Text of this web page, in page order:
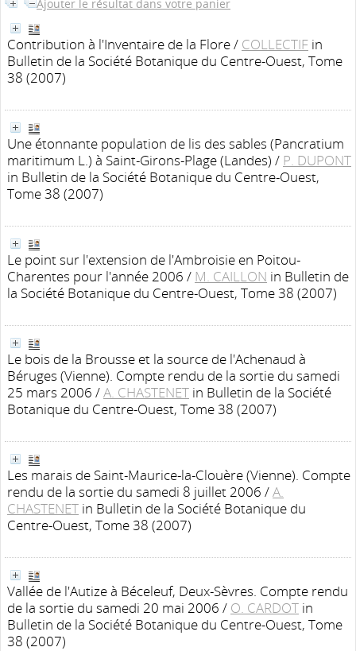
Ajouter le résultat dans votre panier
Contribution à l'Inventaire de la Flore/ COLLECTIF in
Bulletin de la Société Botanique du Centre-Ouest, Tome
38 (2007)
Une étonnante population de lis des sables (Pancratium
maritimum L.) à Saint-Girons-Plage (Landes) / P. DUPONT
in Bulletin de la Société Botanique du Centre-Ouest,
Tome 38 (2007)
Le point sur l'extension de l'Ambroisie en Poitou-
Charentes pour l'année 2006 / M. CAILLON in Bulletin de
la Société Botanique du Centre-Ouest, Tome 38 (2007)
Le bois de la Brousse et la source de l'Achenaud à
Béruges (Vienne). Compte rendu de la sortie du samedi
25 mars 2006 /A. CHASTENET in Bulletin de la Société
Botanique du Centre-Ouest, Tome 38 (2007)
Les marais de Saint-Maurice-la-Clouère (Vienne). Compte
rendu de la sortie du samedi 8 juillet 2006 /A.
CHASTENET in Bulletin de la Société Botanique du
Centre-Ouest, Tome 38 (2007)
Vallée de l'Autize à Béceleuf, Deux-Sèvres. Compte rendu
de la sortie du samedi 20 mai 2006 / O. CARDOT in
Bulletin de la Société Botanique du Centre-Ouest, Tome
38 (2007)